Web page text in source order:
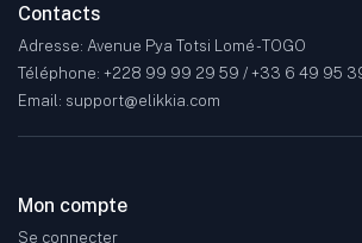
Contacts
Adresse: Avenue Pya Totsi Lomé - TOGO
Téléphone: +228 99 99 29 59 / +33 6 49 95
Email: support@elikkia.com
Mon compte
Se connecter